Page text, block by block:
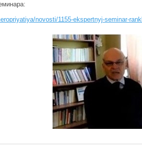
novosti/1155-ekspertnyj-seminar-